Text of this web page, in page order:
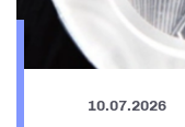
10.07.2026